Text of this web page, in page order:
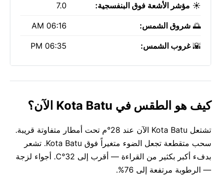
☀️ مؤشر الأشعة فوق البنفسجية: 7.0
🌅 شروق الشمس: 06:16 AM
🌇غروب الشمس: 06:35 PM
كيف هو الطقس في Kota Batu الآن؟
تشتعل Kota Batu الآن عند 28°م تحت أمطار متفاوتة قريبة.
سحب متقطعة تجعل الضوء متغيراً فوق Kota Batu. تشعر
بدفء أكبر بكثير من القراءة — أقرب إلى 32°C. أجواء لزجة
— الرطوبة مرتفعة إلى 76%.